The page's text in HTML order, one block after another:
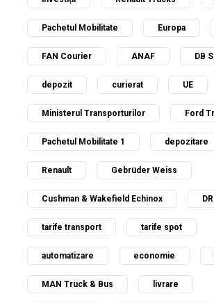
Pachetul Mobilitate Europa
FAN Courier ANAF DB
depozit curierat UE
Ministerul Transporturilor Ford
Pachetul Mobilitate 1 depozitare
Renault Gebrüder Weiss
Cushman & Wakefield Echinox
tarife transport tarife spot
automatizare economie
MAN Truck & Bus livrare